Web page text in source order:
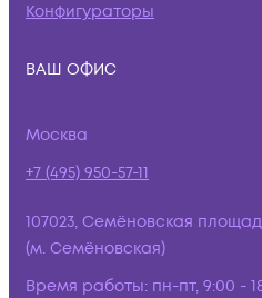
Конфигураторы
ВАШ ОФИС
Москва
+7 (495) 950-57-11
107023, Семёновская
(м. Семёновская)
Время работы: пн-пт, 9:00 -